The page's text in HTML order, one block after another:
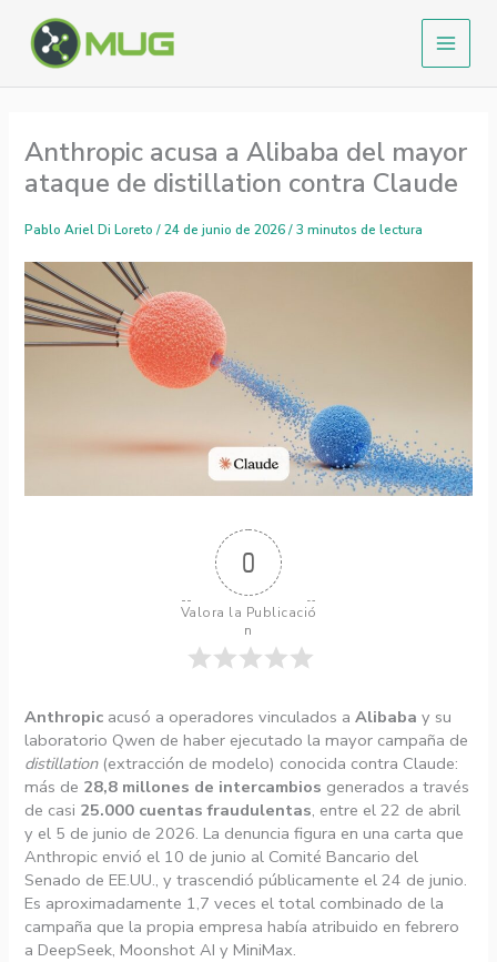
contenido
Anthropic acusa a Alibaba del mayor
ataque de distillation contra Claude
Pablo Ariel Di Loreto /24 de junio de 2026/3 minutos de lectura
0
Valora la Publicació
n
Anthropic acusó a operadores vinculados aAlibaba y su
laboratorio Qwen de haber ejecutado la mayor campaña de
distillation(extracción de modelo) conocida contra Claude:
más de 28,8 millones de intercambios generados a través
de casi 25.000 cuentas fraudulentas, entre el 22 de abril
y el 5 de junio de 2026. La denuncia figura en una carta que
Anthropic envió el 10 de junio al Comité Bancario del
Senado de EE.UU., y trascendió públicamente el 24 de junio.
Es aproximadamente 1,7 veces el total combinado de la
campaña que la propia empresa había atribuido en febrero
a DeepSeek, Moonshot AI y MiniMax.